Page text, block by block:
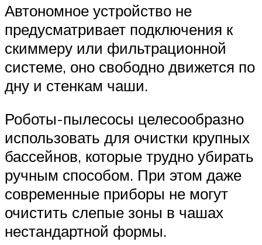
Автономное устройство не
предусматривает подключения к
скиммеру или фильтрационной
системе, оно свободно движется по
дну и стенкам чаши.
Роботы-пылесосы целесообразно
использовать для очистки крупных
бассейнов, которые трудно убирать
ручным способом. При этом даже
современные приборы не могут
очистить слепые зоны в чашах
нестандартной формы.